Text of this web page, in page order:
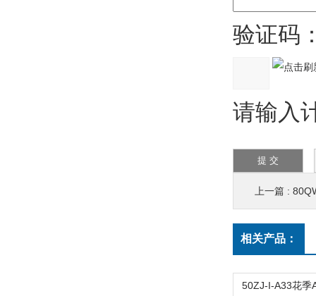
验证码
请输入计
上一篇 :
相关产品：